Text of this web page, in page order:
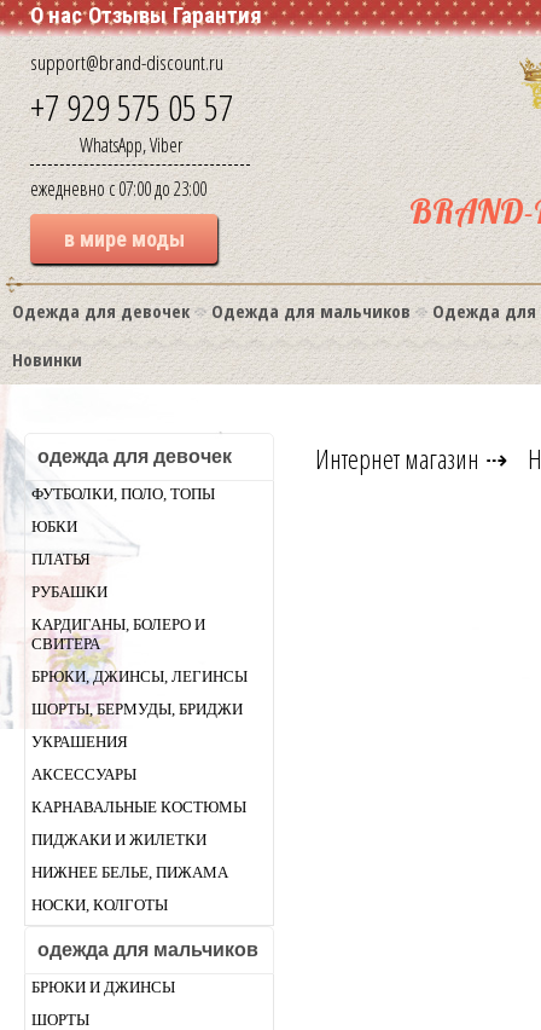
О нас Отзывы Гарантия
support@brand-discount.ru
+7 929 575 05 57
WhatsApp, Viber
ежедневно с 07:00 до 23:00
в мире моды
BRAND-
Одежда для девочек Одежда для мальчиков
Одежда для
Новинки
одежда для девочек
ФУТБОЛКИ, ПОЛО, ТОПЫ
ЮБКИ
ПЛАТЬЯ
РУБАШКИ
КАРДИГАНЫ, БОЛЕРО И
СВИТЕРА
БРЮКИ, ДЖИНСЫ, ЛЕГИНСЫ
ШОРТЫ, БЕРМУДЫ, БРИДЖИ
УКРАШЕНИЯ
АКСЕССУАРЫ
КАРНАВАЛЬНЫЕ КОСТЮМЫ
ПИДЖАКИ И ЖИЛЕТКИ
НИЖНЕЕ БЕЛЬЕ, ПИЖАМА
НОСКИ, КОЛГОТЫ
одежда для мальчиков
БРЮКИ И ДЖИНСЫ
ШОРТЫ
Интернет магазин ⇢